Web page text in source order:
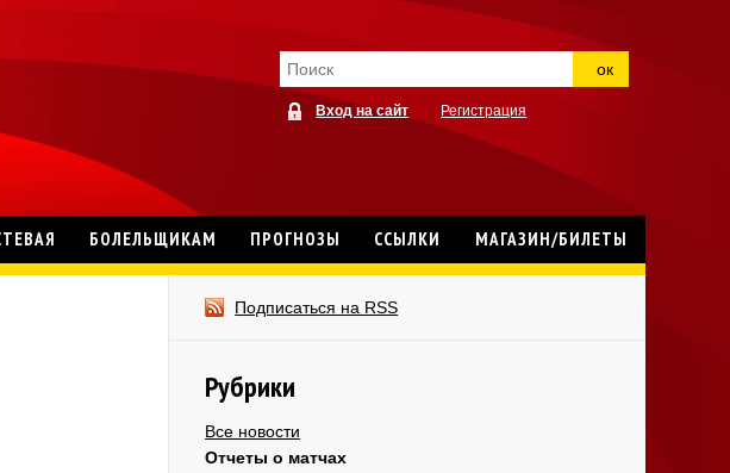
ок
Вход на сайт Регистрация
БОЛЕЛЬЩИКАМ ПРОГНОЗЫ ССЫЛКИ МАГАЗИН/БИЛЕТЫ
Подписаться на RSS
Рубрики
Все новости
Отчеты о матчах